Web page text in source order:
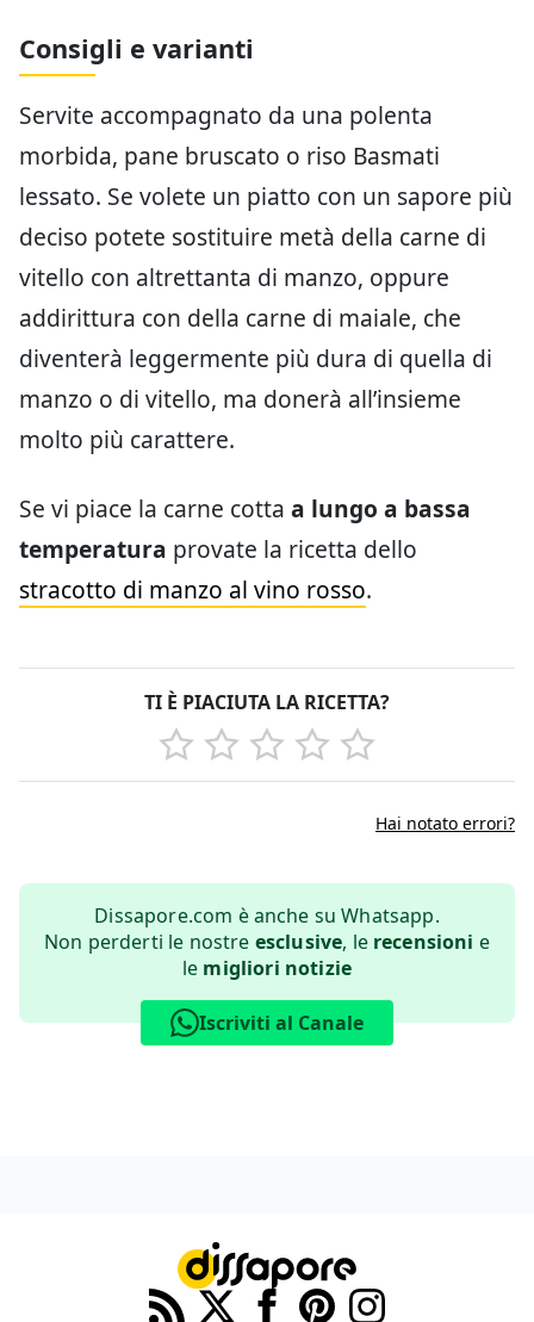
Consigli e varianti
Servite accompagnato da una polenta
morbida, pane bruscato o riso Basmati
lessato. Se volete un piatto con un sapore più
deciso potete sostituire metà della carne di
vitello con altrettanta di manzo, oppure
addirittura con della carne di maiale, che
diventerà leggermente più dura di quella di
manzo o di vitello, ma donerà all’insieme
molto più carattere.
Se vi piace la carne cotta a lungo a bassa
temperatura provate la ricetta dello
stracotto di manzo al vino rosso.
TI È PIACIUTA LA RICETTA?
Hai notato errori?
Dissapore.com è anche su Whatsapp.
Non perderti le nostre esclusive, le recensioni e
le migliori notizie
Iscriviti al Canale